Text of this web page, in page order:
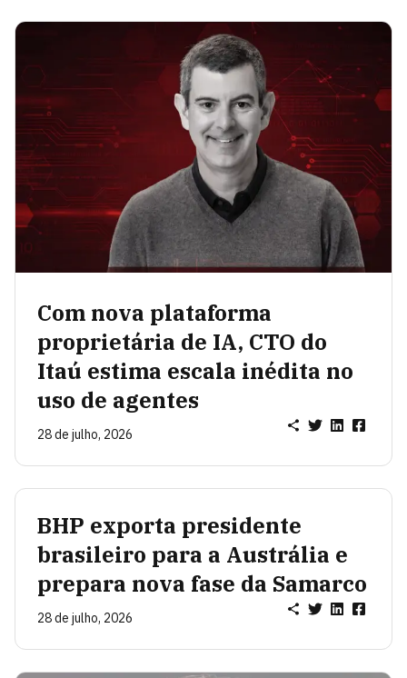
Com nova plataforma
proprietária de IA, CTO do
Itaú estima escala inédita no
uso de agentes
28 de julho, 2026
BHP exporta presidente
brasileiro para a Austrália e
prepara nova fase da Samarco
28 de julho, 2026